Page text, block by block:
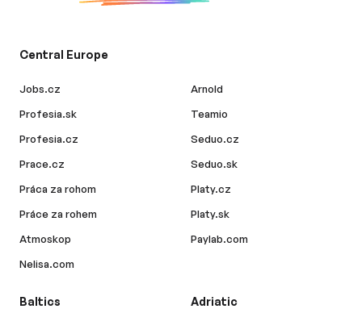
Central Europe
Jobs.cz
Profesia.sk
Profesia.cz
Prace.cz
Práca za rohom
Práce za rohem
Atmoskop
Nelisa.com
Arnold
Teamio
Seduo.cz
Seduo.sk
Platy.cz
Platy.sk
Paylab.com
Baltics Adriatic